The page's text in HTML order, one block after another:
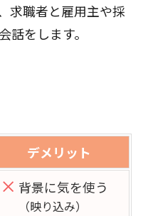
求職者と雇用主や採
話をします。
デメリット
背景に気を使う
（映り込み）